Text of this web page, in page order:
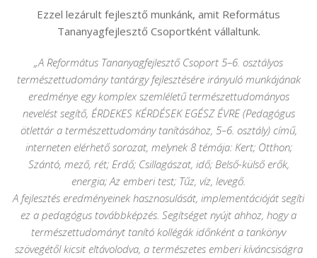
Ezzel lezárult fejlesztő munkánk, amit Református
Tananyagfejlesztő Csoportként vállaltunk.
„A Református Tananyagfejlesztő Csoport 5–6. osztályos
természettudomány tantárgy fejlesztésére irányuló munkájának
eredménye egy komplex szemléletű természettudományos
nevelést segítő, ÉRDEKES KÉRDÉSEK EGÉSZ ÉVRE (Pedagógus
ötlettár a természettudomány tanításához, 5–6. osztály) című,
interneten elérhető sorozat, melynek 8 témája: Kert; Otthon;
Szántó, mező, rét; Erdő; Csillagászat, idő; Belső-külső erők,
energia; Az emberi test; Tűz, víz, levegő.
A fejlesztés eredményeinek hasznosulását, implementációját segíti
ez a pedagógus továbbképzés. Segítséget nyújt ahhoz, hogy a
természettudományt tanító kollégák időnként a tankönyv
szövegétől kicsit eltávolodva, a természetes emberi kíváncsiságra